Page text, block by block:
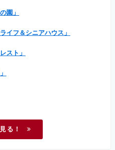
園」
イフ＆シニアハウス」
スト」
る！